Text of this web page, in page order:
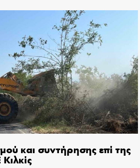
και συντήρησης επί της